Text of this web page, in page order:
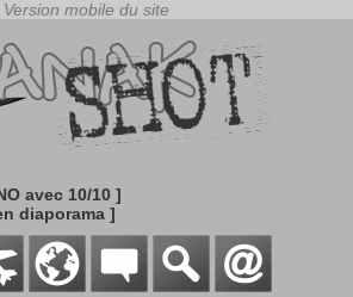
avec 10/10 ]
diaporama ]